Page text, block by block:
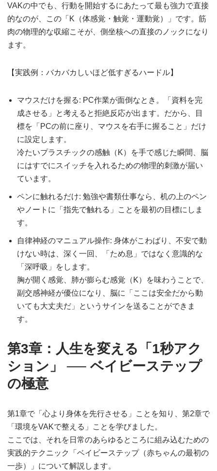
VAKの中でも、行動を開始するにあたって最も強力で直接
的なのが、この「K（体感覚・触覚・運動覚）」です。筋
肉の物理的な収縮こそが、側坐核への直接のノックになり
ます。
【実践例：バカバカしいほど低すぎるハードル】
マウスだけを握る: PC作業が面倒なとき。「資料を完
成させる」と考えると拒絶反応が出ます。だから、目
標を「PCの前に座り、マウスを右手に握ること」だけ
に設定します。
冷たいプラスチックの感触（K）を手で感じた瞬間、脳
にはすでにスイッチを入れるための物理的刺激が届い
ています。
ペンに触れるだけ: 勉強や書類仕事なら、机の上のペン
やノートに「指先で触れる」ことを最初の目標にしま
す。
自律神経のマニュアル操作: 身体がこわばり、不安で動
けない時は、深く一回、「ため息」ではなく意識的な
「深呼吸」をします。
胸が開く感覚、肺が膨らむ感覚（K）を味わうことで、
副交感神経が優位になり、脳に「ここは安全だから動
いても大丈夫だ」というサインを送ることができま
す。
第3章：人生を変える「1秒アク
ション」 ── ベイビーステップ
の極意
第1章で「心より身体を先行させる」ことを知り、第2章で
「環境をVAKで整える」ことを学びました。
ここでは、それを日常のあらゆるところに組み込むための
実践的テクニック「ベイビーステップ（赤ちゃんの最初の
一歩）」について解説します。